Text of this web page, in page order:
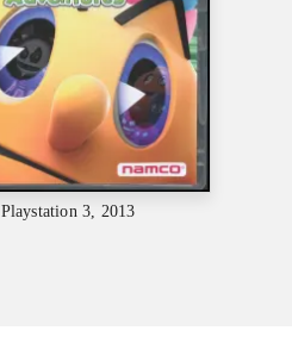
Playstation 3, 2013